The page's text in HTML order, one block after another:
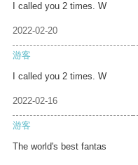
I called you 2 times. W
2022-02-20
游客
I called you 2 times. W
2022-02-16
游客
The world's best fantas